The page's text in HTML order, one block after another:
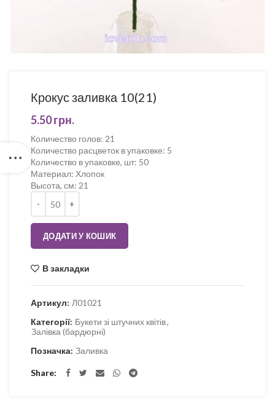
Крокус заливка 10(21)
5.50грн.
Количество голов: 21
Количество расцветок в упаковке: 5
Количество в упаковке, шт: 50
Материал: Хлопок
Высота, см: 21
ДОДАТИ У КОШИК
В закладки
Артикул: Л01021
Категорії: Букети зі штучних квітів,
Залівка (бардюрні)
Позначка: Заливка
Share